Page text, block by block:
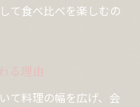
アレンジレシピ
伝授します
て食べ比べを楽しむの
る理由
て料理の幅を広げ、会